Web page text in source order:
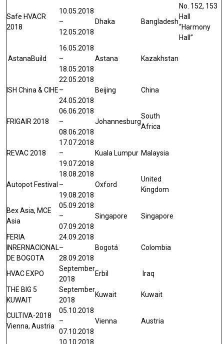
Safe HVACR
2018
10.05.2018
–
12.05.2018
Dhaka Bangladesh
No. 152, 153
Hall
“Harmony
Hall”
AstanaBuild
16.05.2018
–
18.05.2018
Astana Kazakhstan
ISH China & CIHE
22.05.2018
–
24.05.2018
Beijing China
FRIGAIR 2018
06.06.2018
–
08.06.2018
Johannesburg
South
Africa
REVAC 2018
17.07.2018
–
19.07.2018
Kuala Lumpur Malaysia
Autopot Festival
18.08.2018
–
19.08.2018
Oxford
United
Kingdom
Bex Asia, MCE
Asia
05.09.2018
–
07.09.2018
Singapore Singapore
FERIA
INRERNACIONAL
DE BOGOTA
24.09.2018
–
28.09.2018
Bogotá Colombia
HVAC EXPO
September
2018
Erbil
Iraq
THE BIG 5
KUWAIT
September
2018
Kuwait Kuwait
CULTIVA-2018
Vienna, Austria
05.10.2018
–
07.10.2018
Vienna Austria
10.10.2018